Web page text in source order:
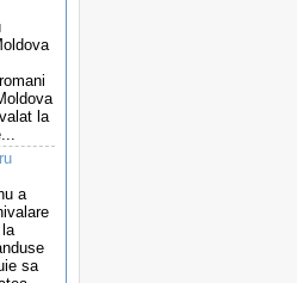
la
a
sa